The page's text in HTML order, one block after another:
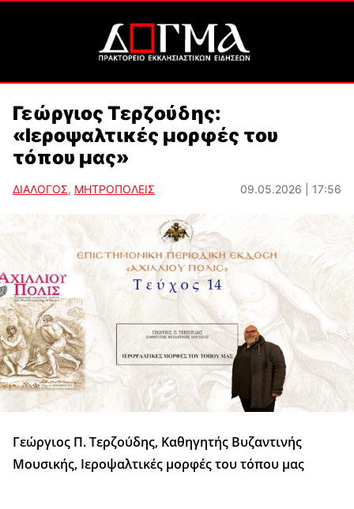
Γεώργιος Τερζούδης:
«Ιεροψαλτικές μορφές του
τόπου μας»
ΔΙΑΛΟΓΟΣ, ΜΗΤΡΟΠΟΛΕΙΣ 09.05.2026 | 17:56
Γεώργιος Π. Τερζούδης, Καθηγητής Βυζαντινής
Μουσικής, Ιεροψαλτικές μορφές του τόπου μας